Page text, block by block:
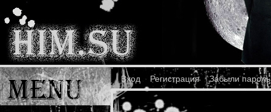
Вход Регистрация Забыли